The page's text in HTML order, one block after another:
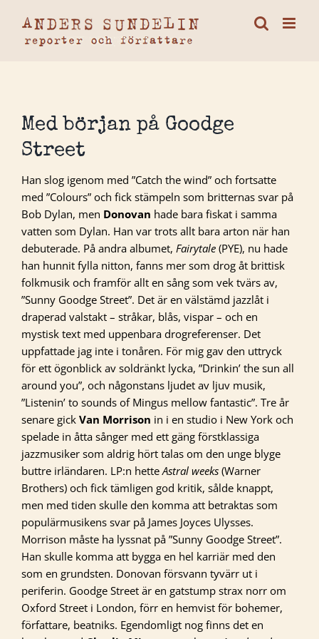
innehållet
Med början på Goodge
Street
Han slog igenom med ”Catch the wind” och fortsatte
med ”Colours” och fick stämpeln som britternas svar på
Bob Dylan, men Donovan hade bara fiskat i samma
vatten som Dylan. Han var trots allt bara arton när han
debuterade. På andra albumet, Fairytale (PYE), nu hade
han hunnit fylla nitton, fanns mer som drog åt brittisk
folkmusik och framför allt en sång som vek tvärs av,
”Sunny Goodge Street”. Det är en välstämd jazzlåt i
draperad valstakt – stråkar, blås, vispar – och en
mystisk text med uppenbara drogreferenser. Det
uppfattade jag inte i tonåren. För mig gav den uttryck
för ett ögonblick av soldränkt lycka, ”Drinkin’ the sun all
around you”, och någonstans ljudet av ljuv musik,
”Listenin’ to sounds of Mingus mellow fantastic”. Tre år
senare gick Van Morrison in i en studio i New York och
spelade in åtta sånger med ett gäng förstklassiga
jazzmusiker som aldrig hört talas om den unge blyge
buttre irländaren. LP:n hetteAstral weeks (Warner
Brothers) och fick tämligen god kritik, sålde knappt,
men med tiden skulle den komma att betraktas som
populärmusikens svar på James Joyces Ulysses.
Morrison måste ha lyssnat på ”Sunny Goodge Street”.
Han skulle komma att bygga en hel karriär med den
som en grundsten. Donovan försvann tyvärr ut i
periferin. Goodge Street är en gatstump strax norr om
Oxford Street i London, förr en hemvist för bohemer,
författare, beatniks. Egendomligt nog finns det en